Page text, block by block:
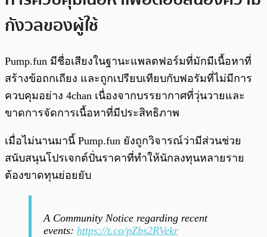
กังวลของผู้ใช้
Pump.fun มีชื่อเสียงในฐานะแพลตฟอร์มที่มักมีเนื้อหาที่
สร้างข้อถกเถียง และถูกเปรียบเทียบกับฟอรัมที่ไม่มีการ
ควบคุมอย่าง 4chan เนื่องจากบรรยากาศที่วุ่นวายและ
ขาดการจัดการเนื้อหาที่มีประสิทธิภาพ
เมื่อไม่นานมานี้ Pump.fun ยังถูกวิจารณ์ว่ามีส่วนช่วย
สนับสนุนโปรเจกต์ปั่นราคาที่ทำให้นักลงทุนหลายราย
ต้องขาดทุนย่อยยับ
A Community Notice regarding recent
events: https://t.co/pZbs2RVekr